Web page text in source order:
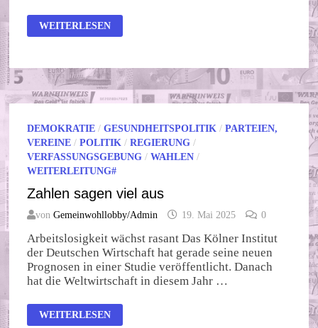
DIGITALISIERUNG
SCHAFFT
ERDEN!
WEITERLESEN
DEMOKRATIE /GESUNDHEITSPOLITIK /PARTEIEN,
VEREINE /POLITIK /REGIERUNG /
VERFASSUNGSGEBUNG /WAHLEN /
WEITERLEITUNG#
Zahlen sagen viel aus
vonGemeinwohllobby/Admin 19. Mai 2025 0
Arbeitslosigkeit wächst rasant Das Kölner Institut
der Deutschen Wirtschaft hat gerade seine neuen
Prognosen in einer Studie veröffentlicht. Danach
hat die Weltwirtschaft in diesem Jahr …
ZAHLEN
SAGEN
WEITERLESEN